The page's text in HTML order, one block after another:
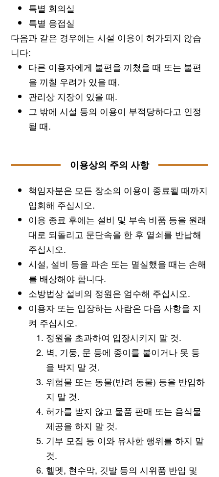
특별 회의실
특별 응접실
다음과 같은 경우에는 시설 이용이 허가되지 않습
니다:
다른 이용자에게 불편을 끼쳤을 때 또는 불편
을 끼칠 우려가 있을 때.
관리상 지장이 있을 때.
그 밖에 시설 등의 이용이 부적당하다고 인정
될 때.
이용상의 주의 사항
책임자분은 모든 장소의 이용이 종료될 때까지
입회해 주십시오.
이용 종료 후에는 설비 및 부속 비품 등을 원래
대로 되돌리고 문단속을 한 후 열쇠를 반납해
주십시오.
시설, 설비 등을 파손 또는 멸실했을 때는 손해
를 배상해야 합니다.
소방법상 설비의 정원은 엄수해 주십시오.
이용자 또는 입장하는 사람은 다음 사항을 지
켜 주십시오.
정원을 초과하여 입장시키지 말 것.
벽, 기둥, 문 등에 종이를 붙이거나 못 등
을 박지 말 것.
위험물 또는 동물(반려 동물) 등을 반입하
지 말 것.
허가를 받지 않고 물품 판매 또는 음식물
제공을 하지 말 것.
기부 모집 등 이와 유사한 행위를 하지 말
것.
헬멧, 현수막, 깃발 등의 시위품 반입 및